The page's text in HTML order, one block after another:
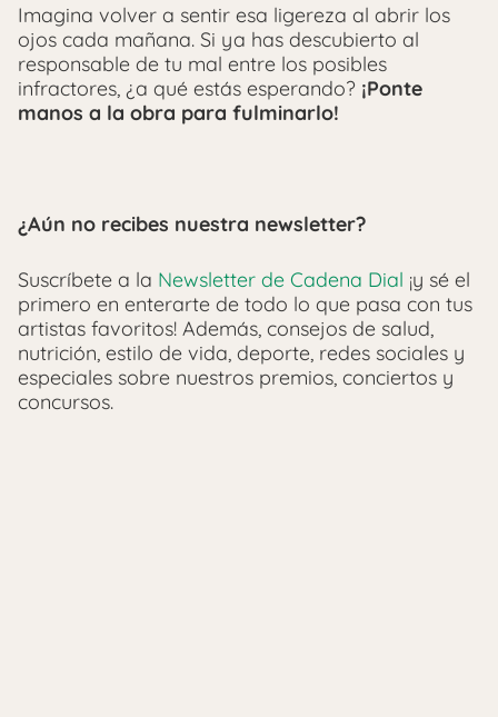
Imagina volver a sentir esa ligereza al abrir los
ojos cada mañana. Si ya has descubierto al
responsable de tu mal entre los posibles
infractores, ¿a qué estás esperando? ¡Ponte
manos a la obra para fulminarlo!
¿Aún no recibes nuestra newsletter?
Suscríbete a la Newsletter de Cadena Dial ¡y sé el
primero en enterarte de todo lo que pasa con tus
artistas favoritos! Además, consejos de salud,
nutrición, estilo de vida, deporte, redes sociales y
especiales sobre nuestros premios, conciertos y
concursos.